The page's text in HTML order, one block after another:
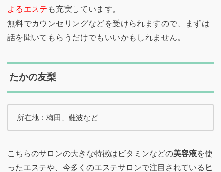
よるエステ も充実しています。
無料でカウンセリングなどを受けられますので、まずは
話を聞いてもらうだけでもいいかもしれません。
たかの友梨
所在地：梅田、難波など
こちらのサロンの大きな特徴はビタミンなどの美容液を使
ったエステや、今多くのエステサロンで注目されている ヒ